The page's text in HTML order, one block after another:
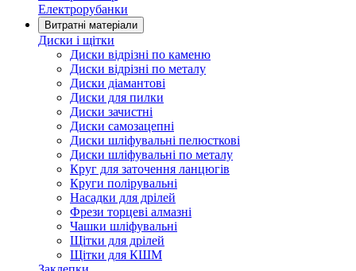
Електрорубанки
Витратні матеріали
Диски і щітки
Диски відрізні по каменю
Диски відрізні по металу
Диски діамантові
Диски для пилки
Диски зачистні
Диски самозацепні
Диски шліфувальні пелюсткові
Диски шліфувальні по металу
Круг для заточення ланцюгів
Круги полірувальні
Насадки для дрілей
Фрези торцеві алмазні
Чашки шліфувальні
Щітки для дрілей
Щітки для КШМ